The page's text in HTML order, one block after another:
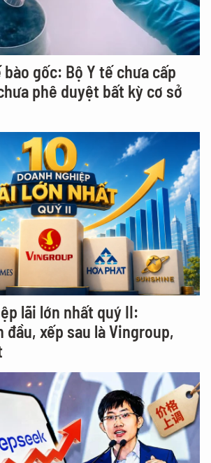
gốc: Bộ Y tế chưa cấp
phê duyệt bất kỳ cơ sở
lãi lớn nhất quý II:
đầu, xếp sau là Vingroup,